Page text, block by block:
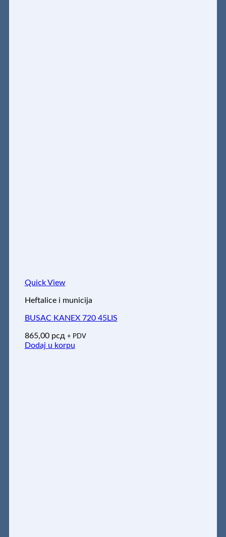
Quick View
Heftalice i municija
BUSAC KANEX 720 45LIS
865,00 рсд + PDV
Dodaj u korpu